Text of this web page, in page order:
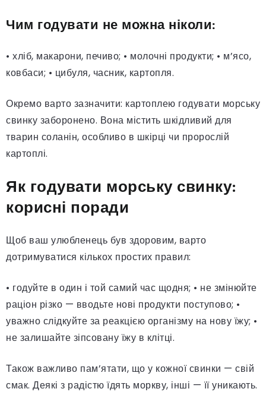
Чим годувати не можна ніколи:
• хліб, макарони, печиво; • молочні продукти; • м’ясо,
ковбаси; • цибуля, часник, картопля.
Окремо варто зазначити: картоплею годувати морську
свинку заборонено. Вона містить шкідливий для
тварин соланін, особливо в шкірці чи пророслій
картоплі.
Як годувати морську свинку:
корисні поради
Щоб ваш улюбленець був здоровим, варто
дотримуватися кількох простих правил:
• годуйте в один і той самий час щодня; • не змінюйте
раціон різко — вводьте нові продукти поступово; •
уважно слідкуйте за реакцією організму на нову їжу; •
не залишайте зіпсовану їжу в клітці.
Також важливо пам’ятати, що у кожної свинки — свій
смак. Деякі з радістю їдять моркву, інші — її уникають.